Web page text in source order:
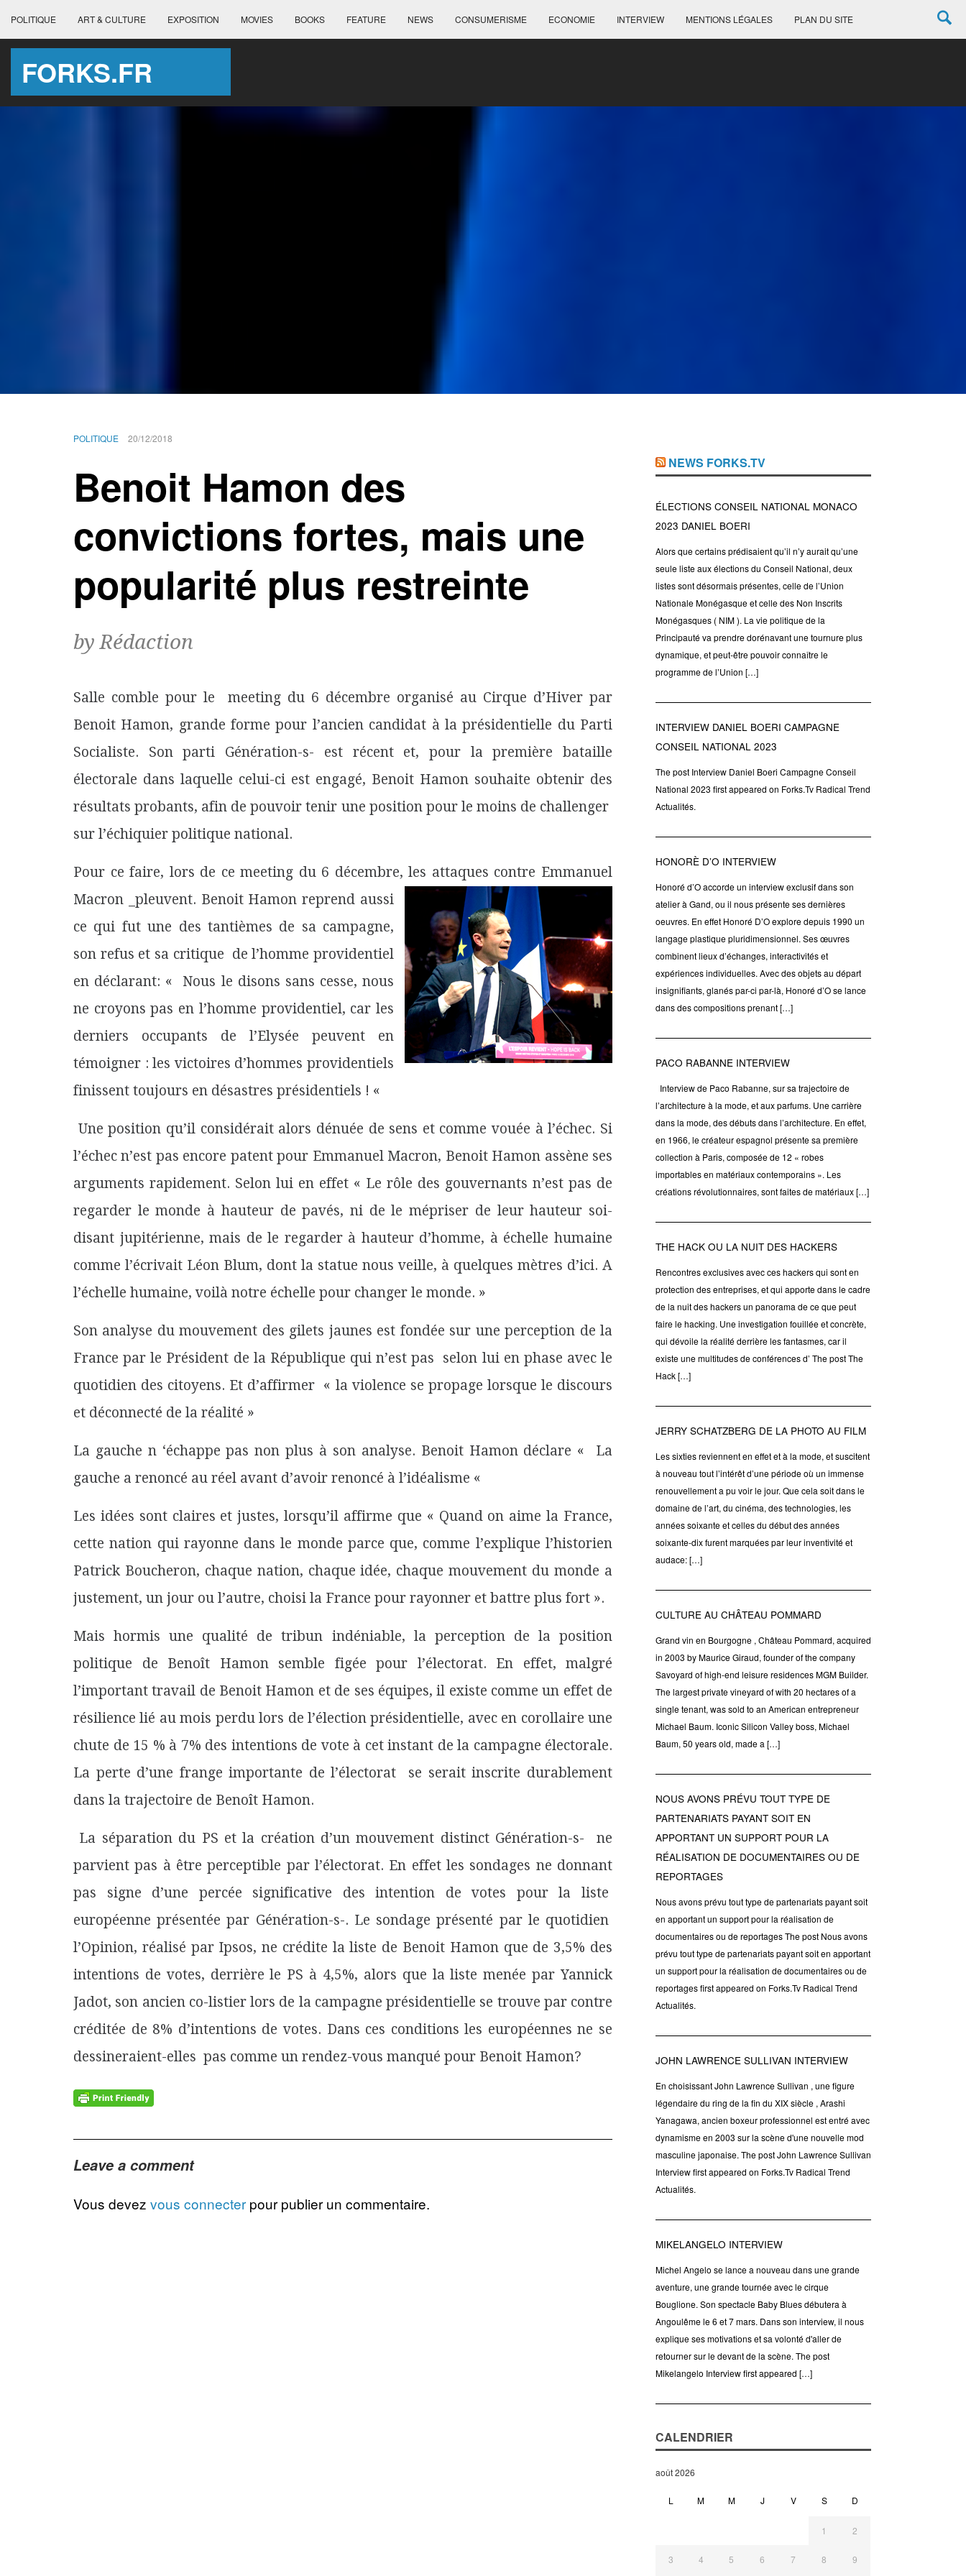
POLITIQUE ART & CULTURE EXPOSITION MOVIES BOOKS FEATURE NEWS CONSUMERISME ECONOMIE INTERVIEW MENTIONS LÉGALES PLAN DU SITE
FORKS.FR
POLITIQUE 20/12/2018
Benoit Hamon des
convictions fortes, mais une
popularité plus restreinte
by Rédaction
Salle comble pour le
meeting du 6 décembre organisé au Cirque d’Hiver par
Benoit Hamon, grande forme pour l’ancien candidat à la présidentielle du Parti
Socialiste. Son parti Génération-s- est récent et, pour la première bataille
électorale dans laquelle celui-ci est engagé, Benoit Hamon souhaite obtenir des
résultats probants, afin de pouvoir tenir une position pour le moins de challenger
sur l’échiquier politique national.
Pour ce faire, lors de ce meeting du 6 décembre, les attaques contre Emmanuel
Macron
pleuvent. Benoit Hamon reprend aussi
ce qui fut une des tantièmes de sa campagne,
son refus et sa critique de l’homme providentiel
en déclarant: « Nous le disons sans cesse, nous
ne croyons pas en l’homme providentiel, car les
derniers occupants de l’Elysée peuvent en
témoigner : les victoires d’hommes providentiels
finissent toujours en désastres présidentiels ! «
Une position qu’il considérait alors dénuée de sens et comme vouée à l’échec. Si
l’échec n’est pas encore patent pour Emmanuel Macron, Benoit Hamon assène ses
arguments rapidement. Selon lui en effet « Le rôle des gouvernants n’est pas de
regarder le monde à hauteur de pavés, ni de le mépriser de leur hauteur soi-
disant jupitérienne, mais de le regarder à hauteur d’homme, à échelle humaine
comme l’écrivait Léon Blum, dont la statue nous veille, à quelques mètres d’ici. A
l’échelle humaine, voilà notre échelle pour changer le monde. »
Son analyse du mouvement des gilets jaunes est fondée sur une perception de la
France par le Président de la République qui n’est pas
selon lui en phase avec le
quotidien des citoyens. Et d’affirmer « la violence se propage lorsque le discours
et déconnecté de la réalité »
La gauche n ‘échappe pas non plus à son analyse. Benoit Hamon déclare « La
gauche a renoncé au réel avant d’avoir renoncé à l’idéalisme «
Les idées sont claires et justes, lorsqu’il affirme que « Quand on aime la France,
cette nation qui rayonne dans le monde parce que, comme l’explique l’historien
Patrick Boucheron, chaque nation, chaque idée, chaque mouvement du monde a
justement, un jour ou l’autre, choisi la France pour rayonner et battre plus fort ».
Mais hormis une qualité de tribun indéniable, la perception de la position
politique de Benoît Hamon semble figée pour l’électorat. En effet, malgré
l’important travail de Benoit Hamon et de ses équipes, il existe comme un effet de
résilience lié au mois perdu lors de l’élection présidentielle, avec en corollaire une
chute de 15 % à 7% des intentions de vote à cet instant de la campagne électorale.
La perte d’une frange importante de l’électorat
se serait inscrite durablement
dans la trajectoire de Benoît Hamon.
La séparation du PS et la création d’un mouvement distinct Génération-s-
ne
parvient pas à être perceptible par l’électorat. En effet les sondages ne donnant
pas signe d’une percée significative des intention de votes pour la liste
européenne présentée par Génération-s-. Le sondage présenté par le quotidien
l’Opinion, réalisé par Ipsos, ne crédite la liste de Benoit Hamon que de 3,5% des
intentions de votes, derrière le PS à 4,5%, alors que la liste menée par Yannick
Jadot, son ancien co-listier lors de la campagne présidentielle se trouve par contre
créditée de 8% d’intentions de votes. Dans ces conditions les européennes ne se
dessineraient-elles pas comme un rendez-vous manqué pour Benoit Hamon?
Leave a comment
Vous devez vous connecter pour publier un commentaire.
NEWS FORKS.TV
ÉLECTIONS CONSEIL NATIONAL MONACO
2023 DANIEL BOERI
Alors que certains prédisaient qu’il n’y aurait qu’une
seule liste aux élections du Conseil National, deux
listes sont désormais présentes, celle de l’Union
Nationale Monégasque et celle des Non Inscrits
Monégasques ( NIM ). La vie politique de la
Principauté va prendre dorénavant une tournure plus
dynamique, et peut-être pouvoir connaître le
programme de l’Union […]
INTERVIEW DANIEL BOERI CAMPAGNE
CONSEIL NATIONAL 2023
The post Interview Daniel Boeri Campagne Conseil
National 2023 first appeared on Forks.Tv Radical Trend
Actualités.
HONORÈ D’O INTERVIEW
Honoré d’O accorde un interview exclusif dans son
atelier à Gand, ou il nous présente ses dernières
oeuvres. En effet Honoré D’O explore depuis 1990 un
langage plastique pluridimensionnel. Ses œuvres
combinent lieux d’échanges, interactivités et
expériences individuelles. Avec des objets au départ
insignifiants, glanés par-ci par-là, Honoré d’O se lance
dans des compositions prenant […]
PACO RABANNE INTERVIEW
Interview de Paco Rabanne, sur sa trajectoire de
l’architecture à la mode, et aux parfums. Une carrière
dans la mode, des débuts dans l’architecture. En effet,
en 1966, le créateur espagnol présente sa première
collection à Paris, composée de 12 « robes
importables en matériaux contemporains ». Les
créations révolutionnaires, sont faites de matériaux […]
THE HACK OU LA NUIT DES HACKERS
Rencontres exclusives avec ces hackers qui sont en
protection des entreprises, et qui apporte dans le cadre
de la nuit des hackers un panorama de ce que peut
faire le hacking. Une investigation fouillée et concrète,
qui dévoile la réalité derrière les fantasmes, car il
existe une multitudes de conférences d’ The post The
Hack […]
JERRY SCHATZBERG DE LA PHOTO AU FILM
Les sixties reviennent en effet et à la mode, et suscitent
à nouveau tout l’intérêt d’une période où un immense
renouvellement a pu voir le jour. Que cela soit dans le
domaine de l’art, du cinéma, des technologies, les
années soixante et celles du début des années
soixante-dix furent marquées par leur inventivité et
audace: […]
CULTURE AU CHÂTEAU POMMARD
Grand vin en Bourgogne , Château Pommard, acquired
in 2003 by Maurice Giraud, founder of the company
Savoyard of high-end leisure residences MGM Builder.
The largest private vineyard of with 20 hectares of a
single tenant, was sold to an American entrepreneur
Michael Baum. Iconic Silicon Valley boss, Michael
Baum, 50 years old, made a […]
NOUS AVONS PRÉVU TOUT TYPE DE
PARTENARIATS PAYANT SOIT EN
APPORTANT UN SUPPORT POUR LA
RÉALISATION DE DOCUMENTAIRES OU DE
REPORTAGES
Nous avons prévu tout type de partenariats payant soit
en apportant un support pour la réalisation de
documentaires ou de reportages The post Nous avons
prévu tout type de partenariats payant soit en apportant
un support pour la réalisation de documentaires ou de
reportages first appeared on Forks.Tv Radical Trend
Actualités.
JOHN LAWRENCE SULLIVAN INTERVIEW
En choisissant John Lawrence Sullivan , une figure
légendaire du ring de la fin du XIX siècle , Arashi
Yanagawa, ancien boxeur professionnel est entré avec
dynamisme en 2003 sur la scène d'une nouvelle mod
masculine japonaise. The post John Lawrence Sullivan
Interview first appeared on Forks.Tv Radical Trend
Actualités.
MIKELANGELO INTERVIEW
Michel Angelo se lance a nouveau dans une grande
aventure, une grande tournée avec le cirque
Bouglione. Son spectacle Baby Blues débutera à
Angoulême le 6 et 7 mars. Dans son interview, il nous
explique ses motivations et sa volonté d'aller de
retourner sur le devant de la scène. The post
Mikelangelo Interview first appeared […]
CALENDRIER
août 2026
L M M J V S D
1 2
3 4 5 6 7 8 9